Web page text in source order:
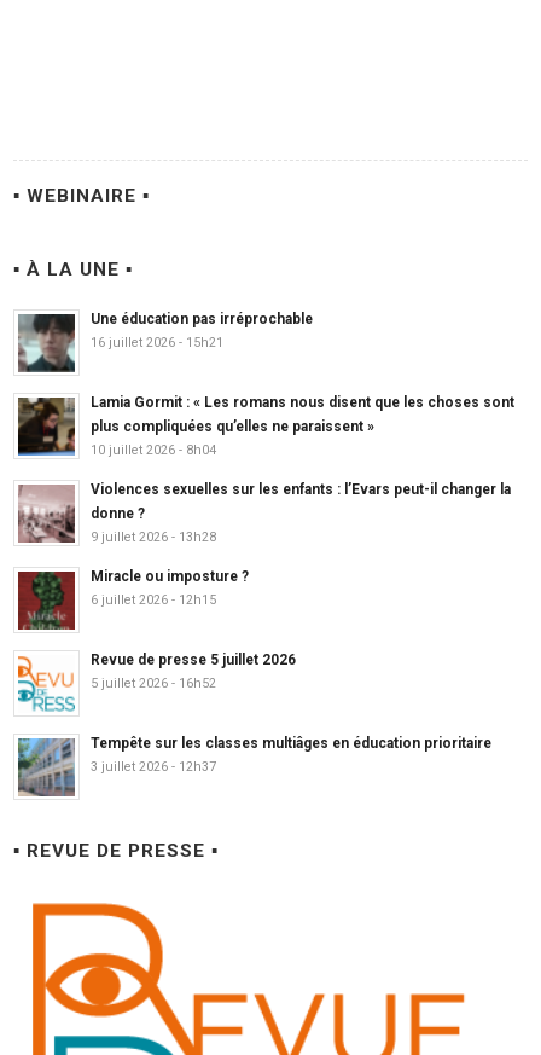
▪ WEBINAIRE ▪
▪ À LA UNE ▪
Une éducation pas irréprochable
16 juillet 2026 - 15h21
Lamia Gormit : « Les romans nous disent que les choses sont
plus compliquées qu’elles ne paraissent »
10 juillet 2026 - 8h04
Violences sexuelles sur les enfants : l’Evars peut-il changer la
donne ?
9 juillet 2026 - 13h28
Miracle ou imposture ?
6 juillet 2026 - 12h15
Revue de presse 5 juillet 2026
5 juillet 2026 - 16h52
Tempête sur les classes multiâges en éducation prioritaire
3 juillet 2026 - 12h37
▪ REVUE DE PRESSE ▪